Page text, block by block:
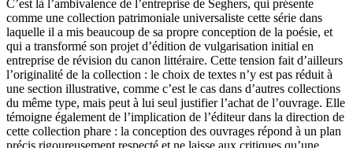
C’est là l’ambivalence de l’entreprise de Seghers, qui présente
comme une collection patrimoniale universaliste cette série dans
laquelle il a mis beaucoup de sa propre conception de la poésie, et
qui a transformé son projet d’édition de vulgarisation initial en
entreprise de révision du canon littéraire. Cette tension fait d’ailleurs
l’originalité de la collection : le choix de textes n’y est pas réduit à
une section illustrative, comme c’est le cas dans d’autres collections
du même type, mais peut à lui seul justifier l’achat de l’ouvrage. Elle
témoigne également de l’implication de l’éditeur dans la direction de
cette collection phare : la conception des ouvrages répond à un plan
précis rigoureusement respecté et ne laisse aux critiques qu’une